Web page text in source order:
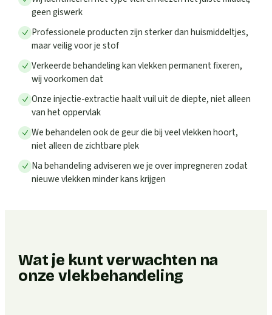
geen giswerk
Professionele producten zijn sterker dan huismiddeltjes,
maar veilig voor je stof
Verkeerde behandeling kan vlekken permanent fixeren,
wij voorkomen dat
Onze injectie-extractie haalt vuil uit de diepte, niet alleen
van het oppervlak
We behandelen ook de geur die bij veel vlekken hoort,
niet alleen de zichtbare plek
Na behandeling adviseren we je over impregneren zodat
nieuwe vlekken minder kans krijgen
Wat je kunt verwachten na
onze vlekbehandeling